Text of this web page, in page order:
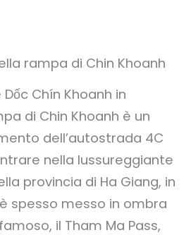
rampa di Chin Khoanh
Chín Khoanh in
di Chin Khoanh è un
dell’autostrada 4C
nella lussureggiante
provincia di Ha Giang, in
spesso messo in ombra
il Tham Ma Pass,